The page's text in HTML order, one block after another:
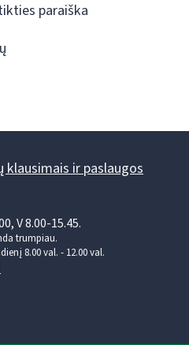
paraiška
ir paslaugos
V 8.00-15.45.
trumpiau.
8.00 val. - 12.00 val.